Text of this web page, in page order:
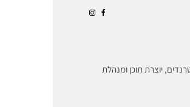
יוצרת תוכן ומנהלת